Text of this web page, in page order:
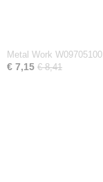
Metal Work
€ 7,15 € 8,41